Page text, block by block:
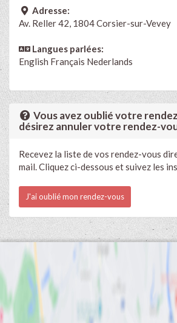
Adresse:
Av. Reller 42, 1804 Corsier-sur-Vevey
Langues parlées:
English Français Nederlands
Vous avez oublié votre
désirez annuler votre rendez-
Recevez la liste de vos rendez-vous
mail. Cliquez ci-dessous et suivez les
J'ai oublié mon rendez-vous